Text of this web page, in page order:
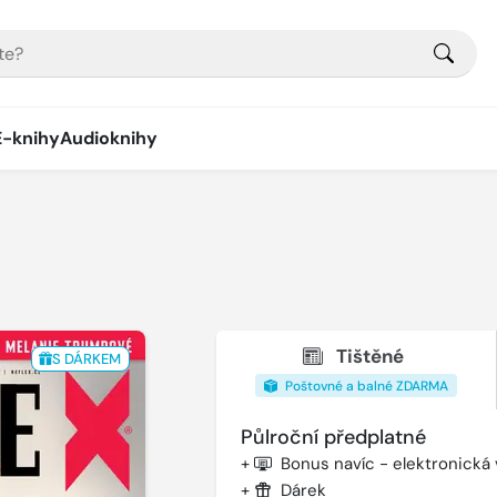
knihyAudioknihy
S DÁRKEM Tištěné
Poštovné a balné ZDARMA
Půlroční předplatné
+ Bonus navíc - elektronická
+ Dárek